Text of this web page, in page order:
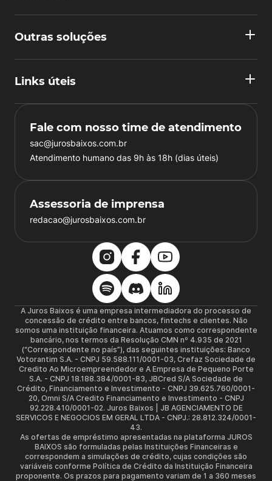
Outras soluções
Links úteis
Fale com nosso time de atendimento
sac@jurosbaixos.com.br
Atendimento humano das 9h às 18h (dias úteis)
Assessoria de imprensa
redacao@jurosbaixos.com.br
A Juros Baixos é uma empresa intermediadora do processo de
concessão de crédito entre bancos, fintechs e clientes. Não
somos uma instituição financeira. Atuamos como correspondente
bancário, nos termos da Resolução CMN nº 4.935 de 2021
(“Correspondente no país”), das seguintes instituições: Banco
Votorantim S.A. - CNPJ 59.588.111/0001-03, Crefaz Sociedade de
Credito Ao Microempreendedor e A Empresa de Pequeno Porte
S.A. - CNPJ 18.188.384/0001-83, JBCred S/A Sociedade de
Crédito, Financiamento e Investimento - CNPJ 39.625.760/0001-
20, Omni S/A Credito Financiamento e Investimento - CNPJ
92.228.410/0001-02. Juros Baixos | JB AGENCIAMENTO DE
SERVICOS E NEGOCIOS EM GERAL LTDA - CNPJ.: 28.812.324/0001-
43.
As ofertas de empréstimo apresentadas na plataforma JUROS
BAIXOS são formuladas pelas Instituições Financeiras e
correspondem a simulações de crédito, cujas condições são
variáveis conforme Política de Crédito da Instituição Financeira
proponente. Os prazos para pagamento variam de 1 a 360 meses